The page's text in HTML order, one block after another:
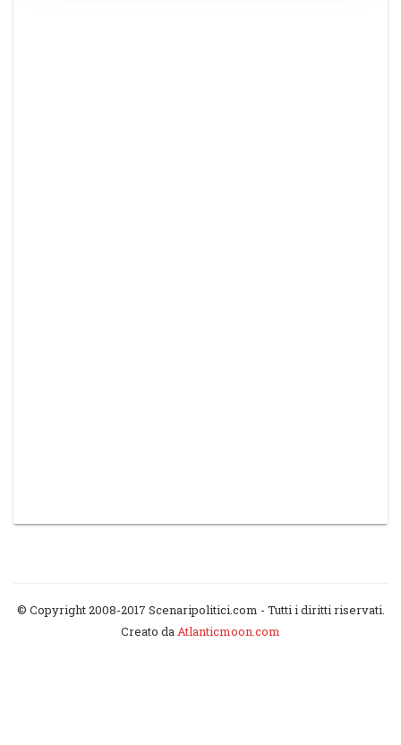
© Copyright 2008-2017 Scenaripolitici.com - Tutti i diritti riservati.
Creato daAtlanticmoon.com